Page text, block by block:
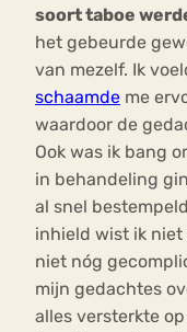
soort taboe
het gebeurde
van mezelf. Ik
schaamde me
waardoor de
Ook was ik bang
in behandeling
al snel
inhield wist ik niet
niet nóg
mijn gedachtes
alles versterkte